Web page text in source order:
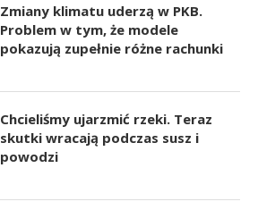
Zmiany klimatu uderzą w PKB.
Problem w tym, że modele
pokazują zupełnie różne rachunki
Chcieliśmy ujarzmić rzeki. Teraz
skutki wracają podczas susz i
powodzi